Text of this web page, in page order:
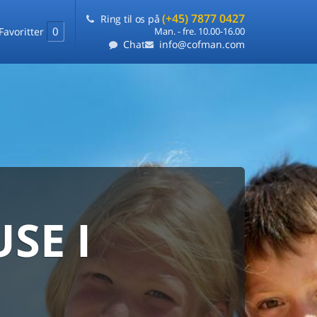
Favoritter 0
Ring til os på (+45) 7877 0427
Man. - fre. 10.00-16.00
Chat info@cofman.com
I
laveste pris
ét sted